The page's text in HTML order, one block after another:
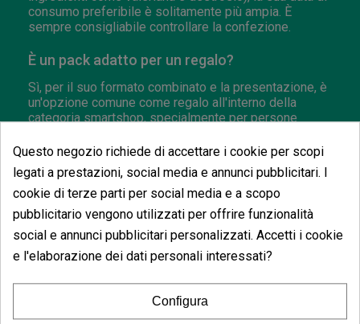
consumo preferibile è solitamente più ampia. È
sempre consigliabile controllare la confezione.
È un pack adatto per un regalo?
Sì, per il suo formato combinato e la presentazione, è
un'opzione comune come regalo all'interno della
categoria smartshop, specialmente per persone
Opinioni dei clienti
5 estrelle
100.00%
4 estrelle
3 estrelle
0.00%
0.00%
Questo negozio richiede di accettare i cookie per scopi
legati a prestazioni, social media e annunci pubblicitari. I
cookie di terze parti per social media e a scopo
pubblicitario vengono utilizzati per offrire funzionalità
social e annunci pubblicitari personalizzati. Accetti i cookie
e l'elaborazione dei dati personali interessati?
Configura